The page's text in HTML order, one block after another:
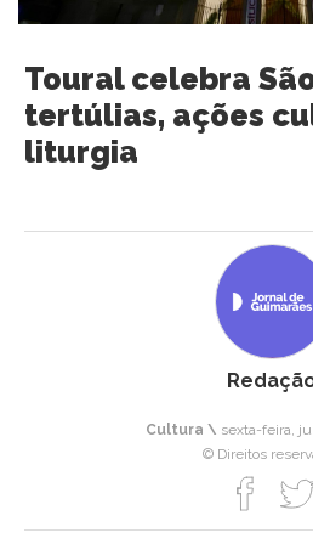
Toural celebra
tertúlias, ações
liturgia
Cultura \ sexta-feira,
© Direitos